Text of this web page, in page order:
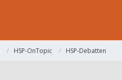
HSP-OnTopic HSP-Debatten